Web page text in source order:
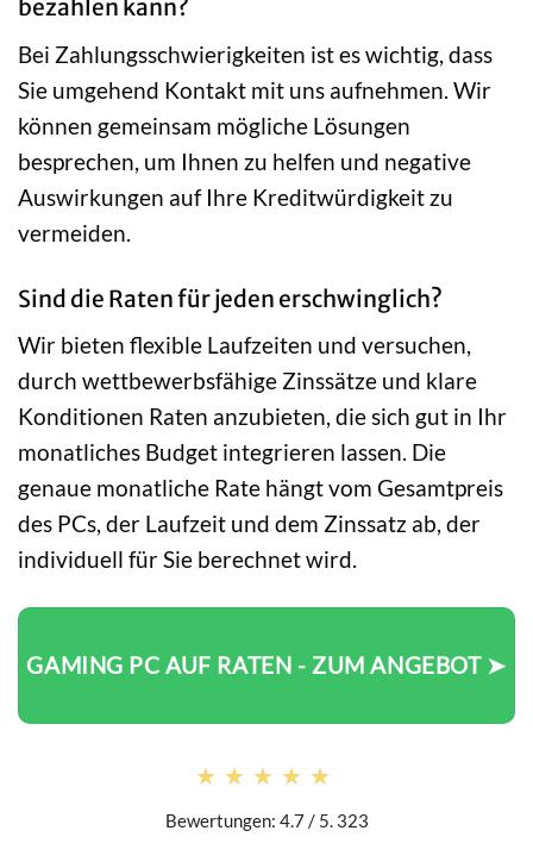
bezahlen kann?
Bei Zahlungsschwierigkeiten ist es wichtig, dass
Sie umgehend Kontakt mit uns aufnehmen. Wir
können gemeinsam mögliche Lösungen
besprechen, um Ihnen zu helfen und negative
Auswirkungen auf Ihre Kreditwürdigkeit zu
vermeiden.
Sind die Raten für jeden erschwinglich?
Wir bieten flexible Laufzeiten und versuchen,
durch wettbewerbsfähige Zinssätze und klare
Konditionen Raten anzubieten, die sich gut in Ihr
monatliches Budget integrieren lassen. Die
genaue monatliche Rate hängt vom Gesamtpreis
des PCs, der Laufzeit und dem Zinssatz ab, der
individuell für Sie berechnet wird.
GAMING PC AUF RATEN - ZUM ANGEBOT ➤
★★★★★
★★★★★
Bewertungen: 4.7 / 5. 323